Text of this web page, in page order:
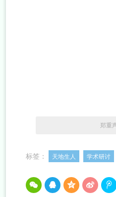
郑重
标签： 天地生人 学术研讨